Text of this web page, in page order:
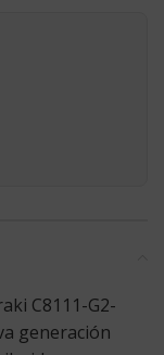
C8111-G2-
generación